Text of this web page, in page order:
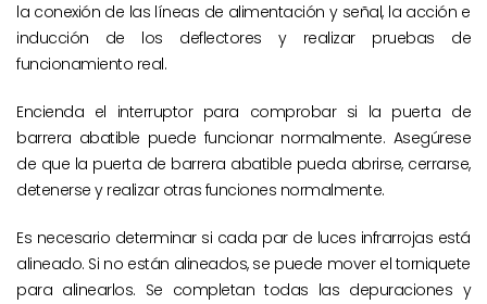
la conexión de las líneas de alimentación y señal, la acción e
inducción de los deflectores y realizar pruebas de
funcionamiento real.
Encienda el interruptor para comprobar si la puerta de
barrera abatible puede funcionar normalmente. Asegúrese
de que la puerta de barrera abatible pueda abrirse, cerrarse,
detenerse y realizar otras funciones normalmente.
Es necesario determinar si cada par de luces infrarrojas está
alineado. Si no están alineados, se puede mover el torniquete
para alinearlos. Se completan todas las depuraciones y